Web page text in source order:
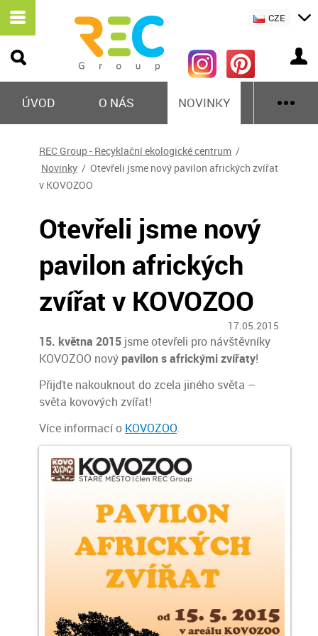
ÚVOD O NÁS NOVINKY
CZE
REC Group - Recyklační ekologické centrum /
Novinky / Otevřeli jsme nový pavilon afrických zvířat
v KOVOZOO
Otevřeli jsme nový
pavilon afrických
zvířat v KOVOZOO
17.05.2015
15. května 2015 jsme otevřeli pro návštěvníky
KOVOZOO nový pavilon s africkými zvířaty!
Přijďte nakouknout do zcela jiného světa –
světa kovových zvířat!
Více informací o KOVOZOO.